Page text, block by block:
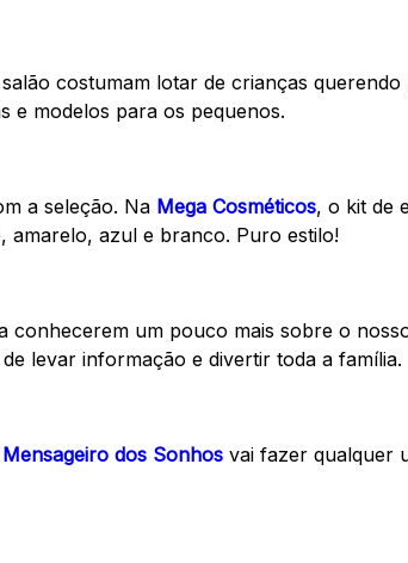
costumam lotar de crianças
e modelos para os pequenos.
a seleção. Na Mega Cosméticos, o kit de
amarelo, azul e branco. Puro estilo!
um pouco mais sobre o
levar informação e divertir toda a família.
Mensageiro dos Sonhos vai fazer qualquer